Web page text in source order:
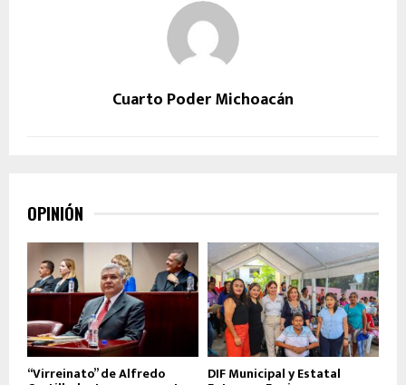
Cuarto Poder Michoacán
OPINIÓN
“Virreinato” de Alfredo DIF Municipal y Estatal